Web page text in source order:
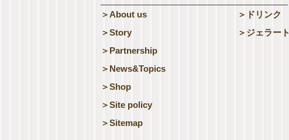
＞About us
＞Story
＞Partnership
＞News&Topics
＞Shop
＞Site policy
＞Sitemap
＞ドリンク
＞ジェラート